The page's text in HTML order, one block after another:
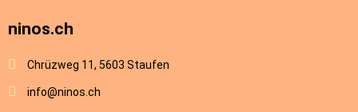
ninos.ch
Chrüzweg 11, 5603 Staufen
info@ninos.ch